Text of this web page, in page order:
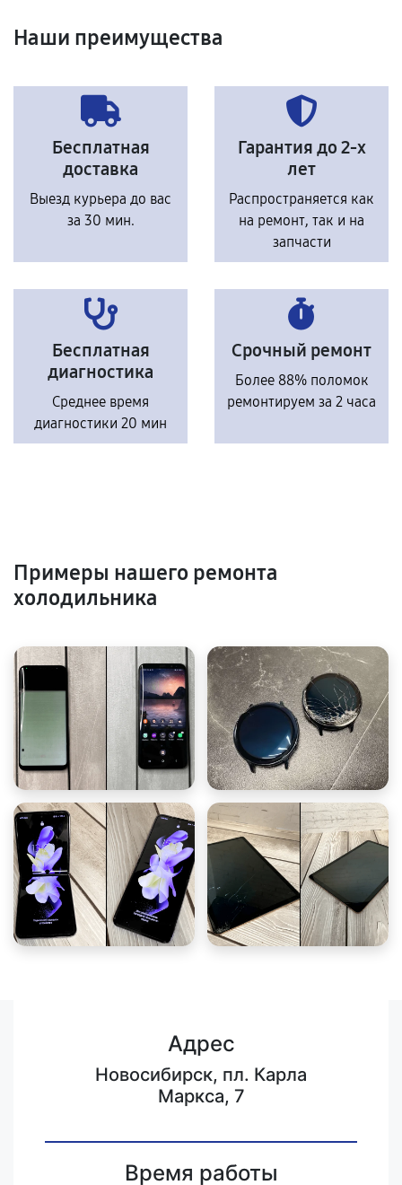
Наши преимущества
Бесплатная
доставка
Выезд курьера до вас
за 30 мин.
Гарантия до 2-х
лет
Распространяется как
на ремонт, так и на
запчасти
Бесплатная
диагностика
Среднее время
диагностики 20 мин
Срочный ремонт
Более 88% поломок
ремонтируем за 2 часа
Примеры нашего ремонта
холодильника
Адрес
Новосибирск, пл. Карла
Маркса, 7
Время работы